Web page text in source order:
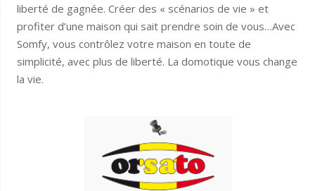
liberté de gagnée. Créer des « scénarios de vie » et
profiter d’une maison qui sait prendre soin de vous…Avec
Somfy, vous contrôlez votre maison en toute de
simplicité, avec plus de liberté. La domotique vous change
la vie.